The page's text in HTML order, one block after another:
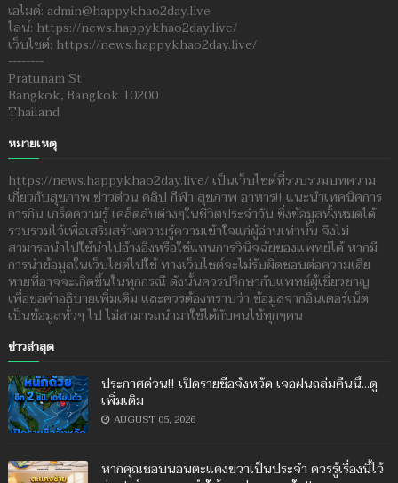
เอไมด์: admin@happykhao2day.live
ไลน์: https://news.happykhao2day.live/
เว็บไซต์: https://news.happykhao2day.live/
--------
Pratunam St
Bangkok, Bangkok 10200
Thailand
หมายเหตุ
https://news.happykhao2day.live/ เป็นเว็บไซต์ที่รวบรวมบทความ
เกี่ยวกับสุขภาพ ข่าวด่วน คลิป กีฬา สุขภาพ อาหาร!! แนะนำเทคนิคการ
การกิน เกร็ดความรู้ เคล็ดลับต่างๆในชีวิตประจำวัน ซึ่งข้อมูลทั้งหมดได้
รวบรวมไว้เพื่อเสริมสร้างความรู้ความเข้าใจแก่ผู้อ่านเท่านั้น จึงไม่
สามารถนำไปใช้นำไปอ้างอิงหรือใช้แทนการวินิจฉัยของแพทย์ได้ หากมี
การนำข้อมูลในเว็บไซต์ไปใช้ ทางเว็บไซต์จะไม่รับผิดชอบต่อความเสีย
หายที่อาจจะเกิดขึ้นในทุกกรณี ดังนั้นควรปรึกษากับแพทย์ผู้เชี่ยวชาญ
เพื่อขอคำอธิบายเพิ่มเติม และควรต้องทราบว่า ข้อมูลจากอินเตอร์เน็ต
เป็นข้อมูลทั่วๆ ไป ไม่สามารถนำมาใช้ได้กับคนไข้ทุกๆคน
ข่าวล่าสุด
ประกาศด่วน!! เปิดรายชื่อจังหวัด เจอฝนถล่มคืนนี้...ดู
เพิ่มเติม
AUGUST 05, 2026
หากคุณชอบนอนตะแคงขวาเป็นประจำ ควรรู้เรื่องนี้ไว้